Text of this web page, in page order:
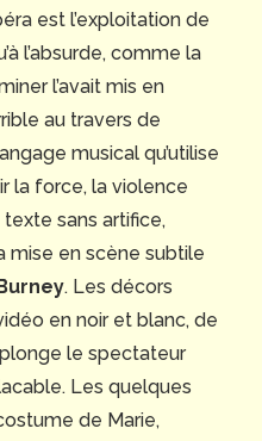
est l’exploitation de
l’absurde, comme la
l’avait mis en
au travers de
musical qu’utilise
la force, la violence
sans artifice,
mise en scène subtile
. Les décors
en noir et blanc, de
le spectateur
Les quelques
de Marie,